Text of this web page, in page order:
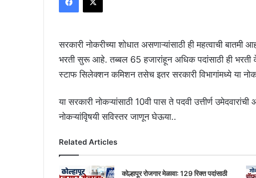
सरकारी नोकरीच्या शोधात असणाऱ्यांसाठी ही महत्वाची बातमी
भरती सुरू आहे. तब्बल 65 हजारांहून अधिक पदांसाठी ही
स्टाफ सिलेक्शन कमिशन तसेच इतर सरकारी विभागांमध्ये या
या सरकारी नोकऱ्यांसाठी 10वी पास ते पदवी उत्तीर्ण
नोकऱ्यांविृषयी सविस्तर जाणून घेऊया..
Related Articles
कोल्हापूर रोजगार मेळावा: 129 रिक्त पदांसाठी